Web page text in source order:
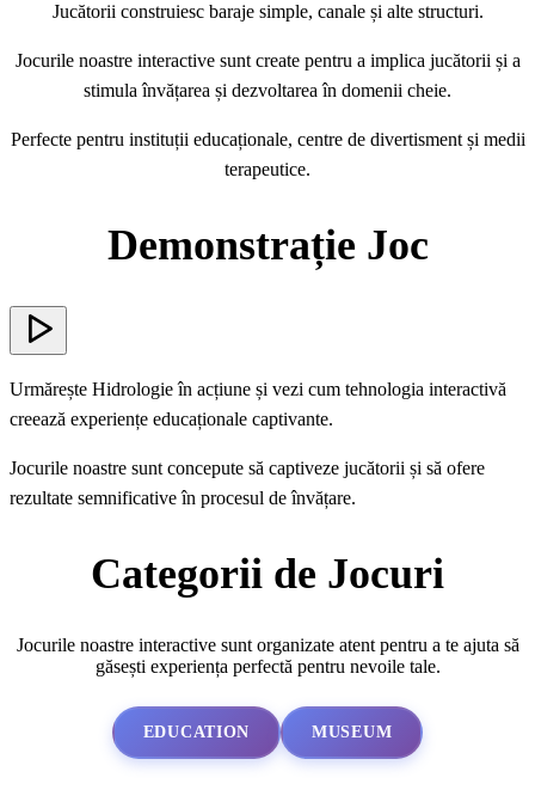
Jucătorii construiesc baraje simple, canale și alte structuri.
Jocurile noastre interactive sunt create pentru a implica jucătorii și a
stimula învățarea și dezvoltarea în domenii cheie.
Perfecte pentru instituții educaționale, centre de divertisment și medii
terapeutice.
Demonstrație Joc
Urmărește Hidrologie în acțiune și vezi cum tehnologia interactivă
creează experiențe educaționale captivante.
Jocurile noastre sunt concepute să captiveze jucătorii și să ofere
rezultate semnificative în procesul de învățare.
Categorii de Jocuri
Jocurile noastre interactive sunt organizate atent pentru a te ajuta să
găsești experiența perfectă pentru nevoile tale.
EDUCATION MUSEUM